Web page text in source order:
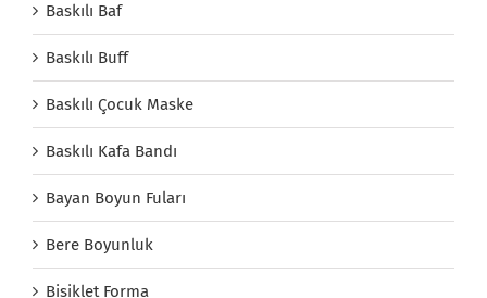
Baskılı Baf
Baskılı Buff
Baskılı Çocuk Maske
Baskılı Kafa Bandı
Bayan Boyun Fuları
Bere Boyunluk
Bisiklet Forma